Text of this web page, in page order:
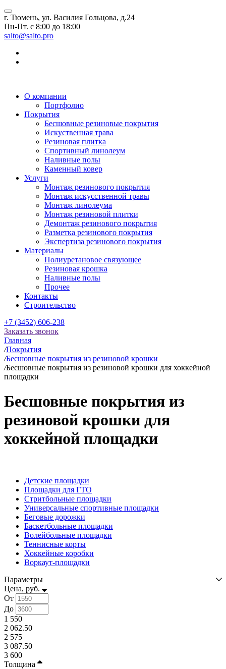
г. Тюмень, ул. Василия Гольцова, д.24
Пн-Пт. с 8:00 до 18:00
salto@salto.pro
О компании
Портфолио
Покрытия
Бесшовные резиновые покрытия
Искуственная трава
Резиновая плитка
Спортивный линолеум
Наливные полы
Каменный ковер
Услуги
Монтаж резинового покрытия
Монтаж искусственной травы
Монтаж линолеума
Монтаж резиновой плитки
Демонтаж резинового покрытия
Разметка резинового покрытия
Экспертиза резинового покрытия
Материалы
Полиуретановое связующее
Резиновая крошка
Наливные полы
Прочее
Контакты
Строительство
+7 (3452) 606-238
Заказать звонок
Главная
/Покрытия
/Бесшовные покрытия из резиновой крошки
/Бесшовные покрытия из резиновой крошки для хоккейной
площадки
Бесшовные покрытия из
резиновой крошки для
хоккейной площадки
Детские площадки
Площадки для ГТО
Стритбольные площадки
Универсальные спортивные площадки
Беговые дорожки
Баскетбольные площадки
Волейбольные площадки
Теннисные корты
Хоккейные коробки
Воркаут-площадки
Параметры
Цена, руб.
От
До
1 550
2 062.50
2 575
3 087.50
3 600
Толщина